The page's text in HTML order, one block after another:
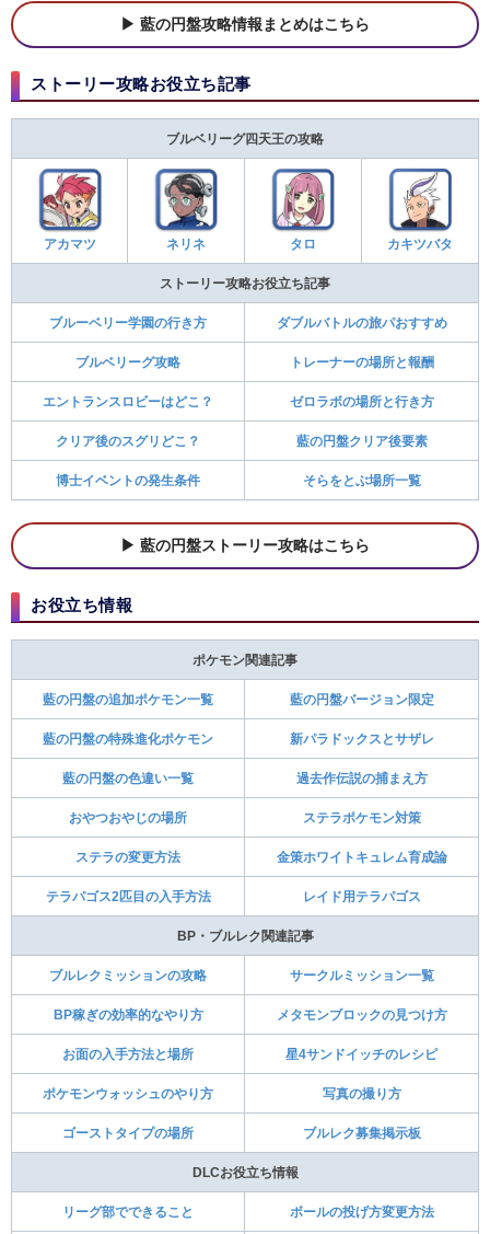
藍の円盤攻略情報まとめはこちら
ストーリー攻略お役立ち記事
ブルベリーグ四天王の攻略
アカマツ ネリネ タロ カキツバタ
ストーリー攻略お役立ち記事
ブルーベリー学園の行き方 ダブルバトルの旅パおすすめ
ブルベリーグ攻略 トレーナーの場所と報酬
エントランスロビーはどこ？ ゼロラボの場所と行き方
クリア後のスグリどこ？ 藍の円盤クリア後要素
博士イベントの発生条件 そらをとぶ場所一覧
藍の円盤ストーリー攻略はこちら
お役立ち情報
ポケモン関連記事
藍の円盤の追加ポケモン一覧 藍の円盤バージョン限定
藍の円盤の特殊進化ポケモン 新パラドックスとサザレ
藍の円盤の色違い一覧 過去作伝説の捕まえ方
おやつおやじの場所 ステラポケモン対策
ステラの変更方法 金策ホワイトキュレム育成論
テラパゴス2匹目の入手方法 レイド用テラパゴス
BP・ブルレク関連記事
ブルレクミッションの攻略 サークルミッション一覧
BP稼ぎの効率的なやり方 メタモンブロックの見つけ方
お面の入手方法と場所 星4サンドイッチのレシピ
ポケモンウォッシュのやり方 写真の撮り方
ゴーストタイプの場所 ブルレク募集掲示板
DLCお役立ち情報
リーグ部でできること ボールの投げ方変更方法